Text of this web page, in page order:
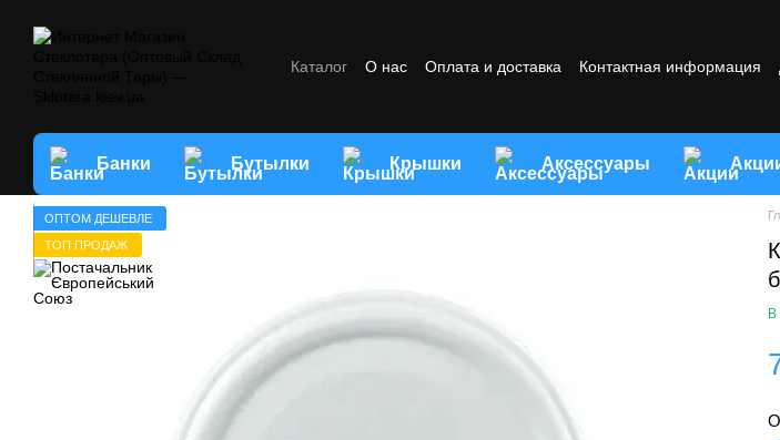
Каталог О нас Оплата и доставка Контактная информация
Банки Бутылки Крышки Аксессуары
ОПТОМ ДЕШЕВЛЕ
ТОП ПРОДАЖ
В